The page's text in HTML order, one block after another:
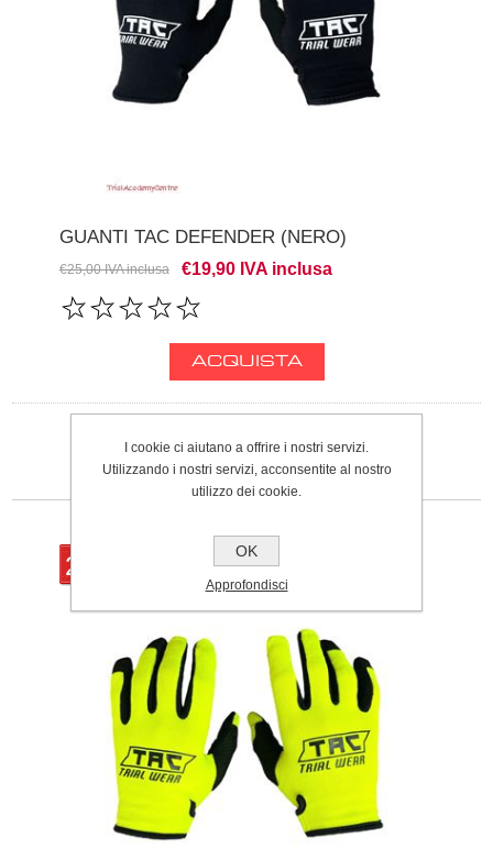
GUANTI TAC DEFENDER (NERO)
€25,00 IVA inclusa €19,90 IVA inclusa
PRODOTTI CORRELATI
20%
I cookie ci aiutano a offrire i nostri servizi.
Utilizzando i nostri servizi, acconsentite al nostro
utilizzo dei cookie.
OK
Approfondisci